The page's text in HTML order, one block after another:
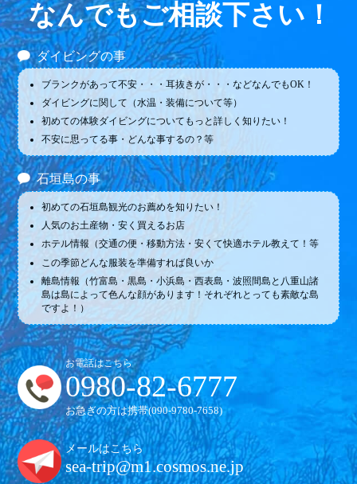
なんでもご相談下さい！
ダイビングの事
ブランクがあって不安・・・耳抜きが・・・などなんでもOK！
ダイビングに関して（水温・装備について等）
初めての体験ダイビングについてもっと詳しく知りたい！
不安に思ってる事・どんな事するの？等
石垣島の事
初めての石垣島観光のお薦めを知りたい！
人気のお土産物・安く買えるお店
ホテル情報（交通の便・移動方法・安くて快適ホテル教えて！等
この季節どんな服装を準備すれば良いか
離島情報（竹富島・黒島・小浜島・西表島・波照間島と八重山諸
島は島によって色んな顔があります！それぞれとっても素敵な島
ですよ！）
お電話はこちら
0980-82-6777
お急ぎの方は携帯(090-9780-7658)
メールはこちら
sea-trip@m1.cosmos.ne.jp